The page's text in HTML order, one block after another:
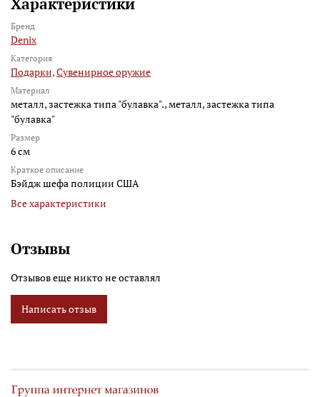
Бренд
Denix
Категория
Подарки,Сувенирное оружие
Материал
металл, застежка типа "булавка"., металл, застежка типа
"булавка"
Размер
6 см
Краткое описание
Бэйдж шефа полиции США
Все характеристики
Отзывы
Отзывов еще никто не оставлял
Написать отзыв